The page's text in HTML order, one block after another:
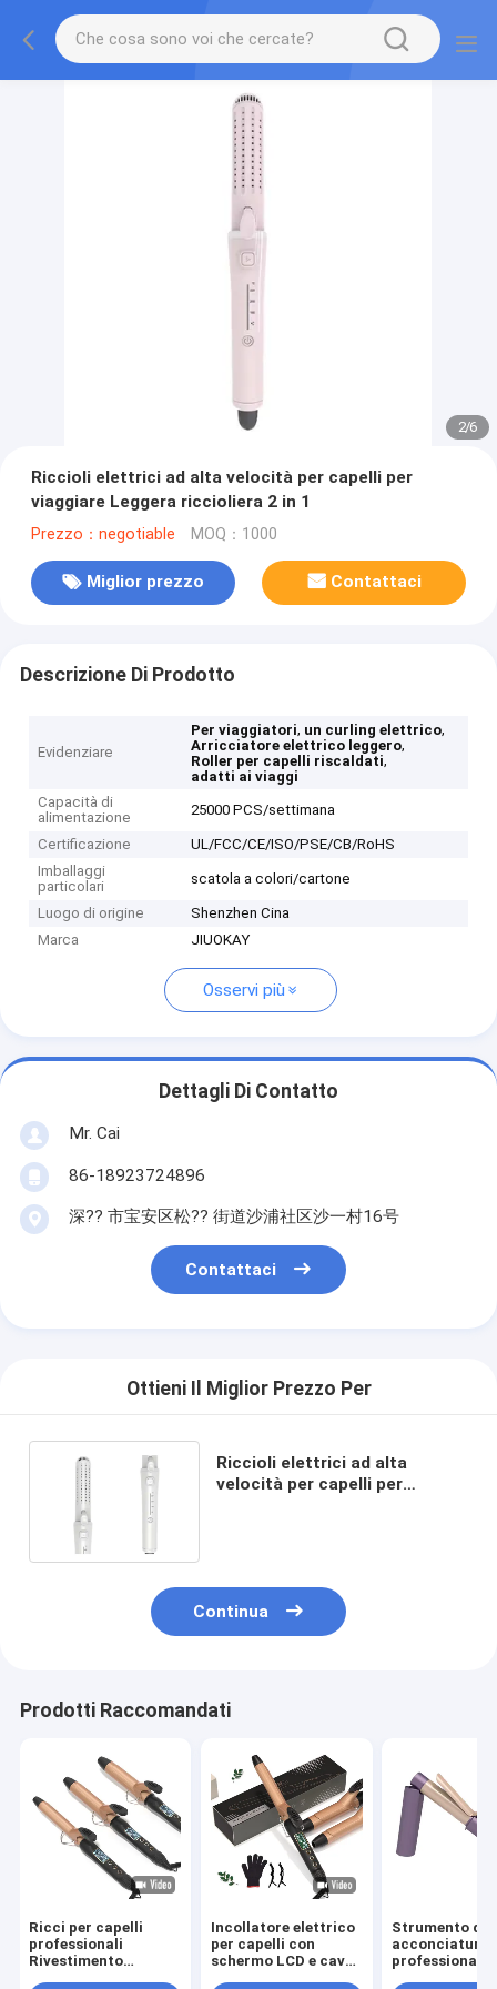
2/6
Riccioli elettrici ad alta velocità per capelli per
viaggiare Leggera riccioliera 2 in 1
Prezzo：negotiable MOQ：1000
Miglior prezzo Contattaci
Descrizione Di Prodotto
Evidenziare
Per viaggiatori, un curling elettrico,
Arricciatore elettrico leggero,
Roller per capelli riscaldati,
adatti ai viaggi
Capacità di
alimentazione
25000 PCS/settimana
Certificazione
UL/FCC/CE/ISO/PSE/CB/RoHS
Imballaggi
particolari
scatola a colori/cartone
Luogo di origine
Shenzhen Cina
Marca
JIUOKAY
Osservi più
Dettagli Di Contatto
Mr. Cai
86-18923724896
深?? 市宝安区松?? 街道沙浦社区沙一村16号
Contattaci
Ottieni Il Miglior Prezzo Per
Riccioli elettrici ad alta
velocità per capelli per
Continua
Prodotti Raccomandati
Ricci per capelli
professionali
Rivestimento
Incollatore elettrico
per capelli con
schermo LCD e cavo
Strumento di
acconciatura
professionale